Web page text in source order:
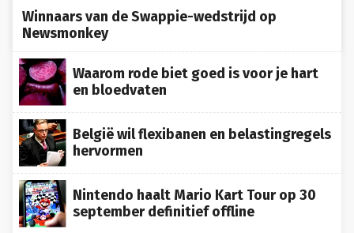
Winnaars van de Swappie-wedstrijd op
Newsmonkey
Waarom rode biet goed is voor je hart
en bloedvaten
België wil flexibanen en belastingregels
hervormen
Nintendo haalt Mario Kart Tour op 30
september definitief offline